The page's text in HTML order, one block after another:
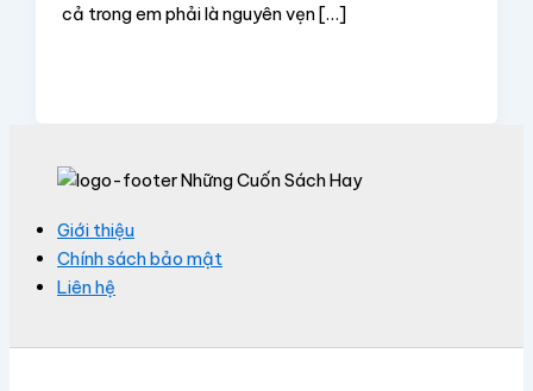
cả trong em phải là nguyên vẹn […]
Giới thiệu
Chính sách bảo mật
Liên hệ